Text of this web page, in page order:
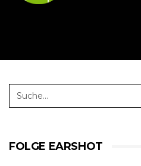
FOLGE EARSHOT